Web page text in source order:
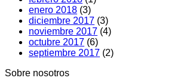
enero 2018 (3)
diciembre 2017 (3)
noviembre 2017 (4)
octubre 2017 (6)
septiembre 2017 (2)
Sobre nosotros